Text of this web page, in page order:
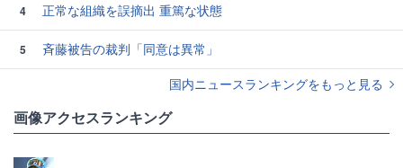
4 正常な組織を誤摘出 重篤な状態
5
斉藤被告の裁判「同意は異常」
国内ニュースランキングをもっと見る
画像アクセスランキング